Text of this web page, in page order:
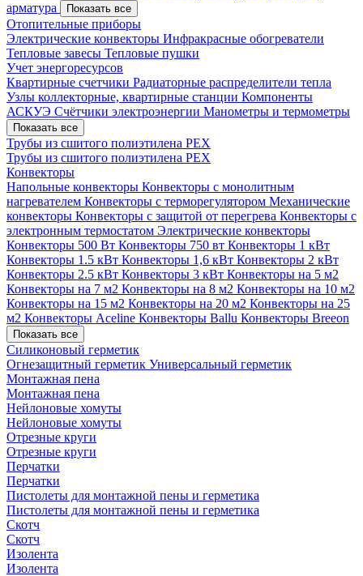
арматура
Показать все
Отопительные приборы
Электрические конвекторы Инфракрасные обогреватели
Тепловые завесы Тепловые пушки
Учет энергоресурсов
Квартирные счетчики Радиаторные распределители тепла
Узлы коллекторные, квартирные станции Компоненты
АСКУЭ Счётчики электроэнергии Манометры и термометры
Показать все
Трубы из сшитого полиэтилена PEX
Трубы из сшитого полиэтилена PEX
Конвекторы
Напольные конвекторы Конвекторы с монолитным
нагревателем Конвекторы с терморегулятором Механические
конвекторы Конвекторы с защитой от перегрева Конвекторы с
электронным термостатом Электрические конвекторы
Конвекторы 500 Вт Конвекторы 750 вт Конвекторы 1 кВт
Конвекторы 1.5 кВт Конвекторы 1,6 кВт Конвекторы 2 кВт
Конвекторы 2.5 кВт Конвекторы 3 кВт Конвекторы на 5 м2
Конвекторы на 7 м2 Конвекторы на 8 м2 Конвекторы на 10 м2
Конвекторы на 15 м2 Конвекторы на 20 м2 Конвекторы на 25
м2 Конвекторы Aceline Конвекторы Ballu Конвекторы Breeon
Показать все
Силиконовый герметик
Огнезащитный герметик Универсальный герметик
Монтажная пена
Монтажная пена
Нейлоновые хомуты
Нейлоновые хомуты
Отрезные круги
Отрезные круги
Перчатки
Перчатки
Пистолеты для монтажной пены и герметика
Пистолеты для монтажной пены и герметика
Скотч
Скотч
Изолента
Изолента